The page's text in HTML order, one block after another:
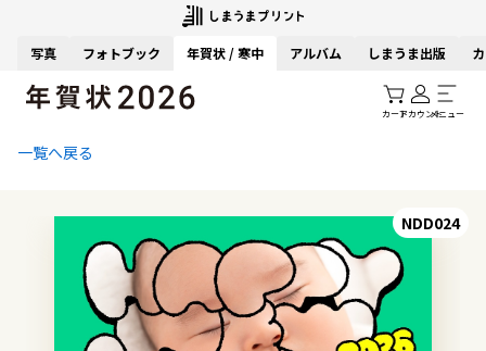
写真 フォトブック 年賀状 / 寒中 アルバム しまうま出版
カートアカウントメニュー
一覧へ戻る
NDD024